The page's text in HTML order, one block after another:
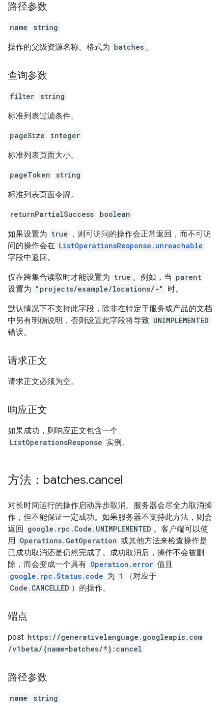
路径参数
name string
操作的父级资源名称。格式为 batches 。
查询参数
filter string
标准列表过滤条件。
pageSize integer
标准列表页面大小。
pageToken string
标准列表页面令牌。
returnPartialSuccess boolean
如果设置为 true
，则可访问的操作会正常返回，而不可访
问的操作会在 ListOperationsResponse.unreachable
字段中返回。
仅在跨集合读取时才能设置为 true 。例如，当 parent
设置为 "projects/example/locations/-" 时。
默认情况下不支持此字段，除非在特定于服务或产品的文档
中另有明确说明，否则设置此字段将导致 UNIMPLEMENTED
错误。
请求正文
请求正文必须为空。
响应正文
如果成功，则响应正文包含一个
ListOperationsResponse 实例。
方法：batches.cancel
对长时间运行的操作启动异步取消。服务器会尽全力取消操
作，但不能保证一定成功。如果服务器不支持此方法，则会
返回 google.rpc.Code.UNIMPLEMENTED 。客户端可以使
用 Operations.GetOperation 或其他方法来检查操作是
已成功取消还是仍然完成了。成功取消后，操作不会被删
除，而会变成一个具有 Operation.error 值且
google.rpc.Status.code 为 1
（对应于
Code.CANCELLED ）的操作。
端点
post https: / /generativelanguage.googleapis.com
/v1beta/{name=batches/*}:cancel
路径参数
name string